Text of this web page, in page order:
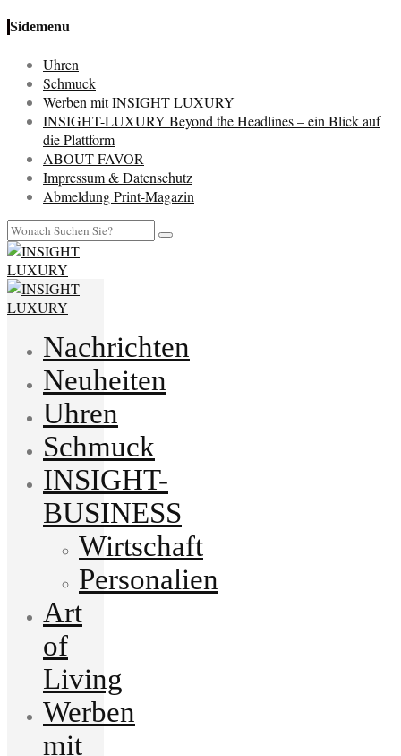
Sidemenu
Uhren
Schmuck
Werben mit INSIGHT LUXURY
INSIGHT-LUXURY Beyond the Headlines – ein Blick auf
die Plattform
ABOUT FAVOR
Impressum & Datenschutz
Abmeldung Print-Magazin
Nachrichten
Neuheiten
Uhren
Schmuck
INSIGHT-
BUSINESS
Wirtschaft
Personalien
Art
of
Living
Werben
mit